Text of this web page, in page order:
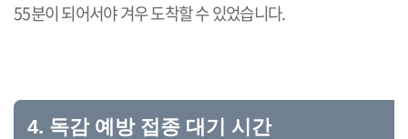
55분이 되어서야 겨우 도착할 수 있었습니다.
4. 독감 예방 접종 대기 시간